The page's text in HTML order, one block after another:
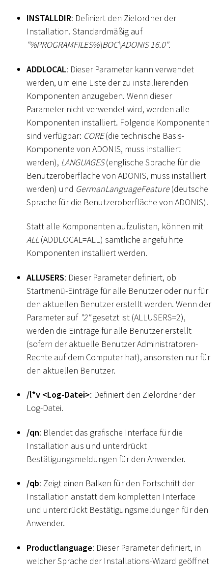
INSTALLDIR: Definiert den Zielordner der
Installation. Standardmäßig auf
"%PROGRAMFILES%\BOC\ADONIS 16.0".
ADDLOCAL: Dieser Parameter kann verwendet
werden, um eine Liste der zu installierenden
Komponenten anzugeben. Wenn dieser
Parameter nicht verwendet wird, werden alle
Komponenten installiert. Folgende Komponenten
sind verfügbar: CORE(die technische Basis-
Komponente von ADONIS, muss installiert
werden), LANGUAGES(englische Sprache für die
Benutzeroberfläche von ADONIS, muss installiert
werden) und GermanLanguageFeature(deutsche
Sprache für die Benutzeroberfläche von ADONIS).
Statt alle Komponenten aufzulisten, können mit
ALL(ADDLOCAL=ALL) sämtliche angeführte
Komponenten installiert werden.
ALLUSERS: Dieser Parameter definiert, ob
Startmenü-Einträge für alle Benutzer oder nur für
den aktuellen Benutzer erstellt werden. Wenn der
Parameter auf "2"gesetzt ist (ALLUSERS=2),
werden die Einträge für alle Benutzer erstellt
(sofern der aktuelle Benutzer Administratoren-
Rechte auf dem Computer hat), ansonsten nur für
den aktuellen Benutzer.
/l*v <Log-Datei>: Definiert den Zielordner der
Log-Datei.
/qn: Blendet das grafische Interface für die
Installation aus und unterdrückt
Bestätigungsmeldungen für den Anwender.
/qb: Zeigt einen Balken für den Fortschritt der
Installation anstatt dem kompletten Interface
und unterdrückt Bestätigungsmeldungen für den
Anwender.
Productlanguage: Dieser Parameter definiert, in
welcher Sprache der Installations-Wizard geöffnet